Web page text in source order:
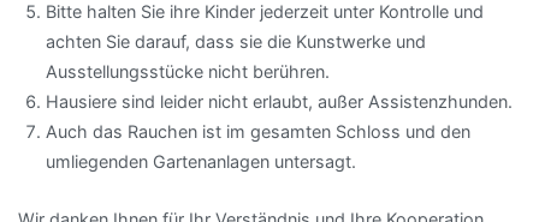
Bitte halten Sie ihre Kinder jederzeit unter Kontrolle und
achten Sie darauf, dass sie die Kunstwerke und
Ausstellungsstücke nicht berühren.
Hausiere sind leider nicht erlaubt, außer Assistenzhunden.
Auch das Rauchen ist im gesamten Schloss und den
umliegenden Gartenanlagen untersagt.